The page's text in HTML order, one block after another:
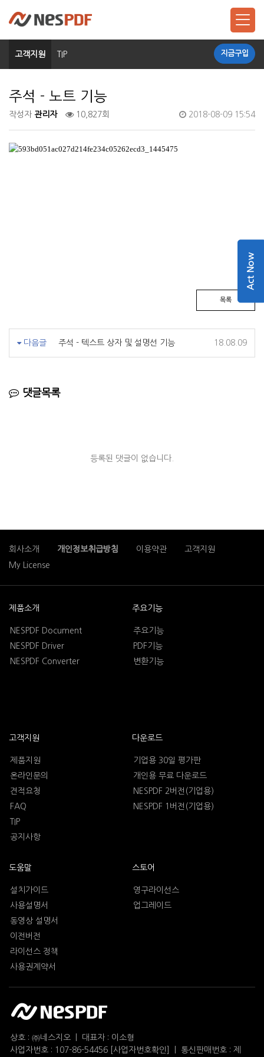
고객지원 TIP 지금구입
주석 - 노트 기능
작성자 관리자 10,827회 2018-08-09 15:54
목록
다음글 주석 - 텍스트 상자 및 설명선 기능 18.08.09
댓글목록
등록된 댓글이 없습니다.
회사소개 개인정보취급방침 이용약관
고객지원
My License
제품소개
NESPDF Document
NESPDF Driver
NESPDF Converter
주요기능
주요기능
PDF기능
변환기능
고객지원
제품지원
온라인문의
견적요청
FAQ
TIP
공지사항
다운로드
기업용 30일 평가판
개인용 무료 다운로드
NESPDF 2버전(기업용)
NESPDF 1버전(기업용)
도움말
설치가이드
사용설명서
동영상 설명서
이전버전
라이선스 정책
사용권계약서
스토어
영구라이선스
업그레이드
상호 : ㈜네스지오 | 대표자 : 이소형
사업자번호 : 107-86-54456
[사업자번호확인] | 통신판매번호 : 제
Act Now